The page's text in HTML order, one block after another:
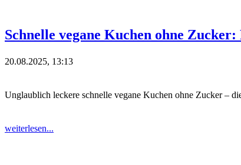
Schnelle vegane Kuchen ohne
20.08.2025, 13:13
Unglaublich leckere schnelle vegane Kuchen ohne Zucker –
weiterlesen...